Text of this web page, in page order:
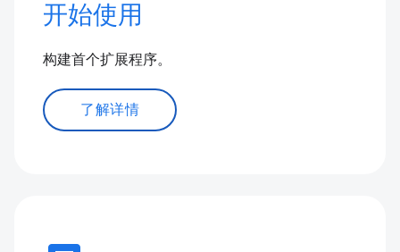
开始使用
构建首个扩展程序。
了解详情